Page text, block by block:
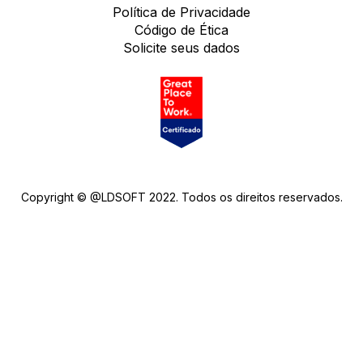
Política de Privacidade
Código de Ética
Solicite seus dados
Copyright © @LDSOFT 2022. Todos os direitos reservados.